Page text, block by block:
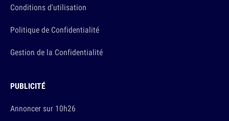
Conditions d'utilisation
Politique de Confidentialité
Gestion de la Confidentialité
PUBLICITÉ
Annoncer sur 10h26